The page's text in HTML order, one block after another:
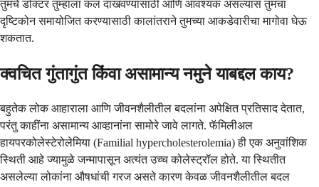
तुमचे डॉक्टर तुम्हाला कल दाखवण्यासाठी आणि आवश्यक असल्यास तुमचा
दृष्टिकोन समायोजित करण्यासाठी कालांतराने तुमच्या आकडेवारीचा मागोवा घेऊ
शकतात.
क्वचित गुंतागुंत किंवा असामान्य नमुने याबद्दल काय?
बहुतेक लोक आहाराला आणि जीवनशैलीतील बदलांना अपेक्षित प्रतिसाद देतात,
परंतु काहींना असामान्य आव्हानांना सामोरे जावे लागते. फॅमिलीअल
हायपरकोलेस्टेरोलेमिया (Familial hypercholesterolemia) ही एक अनुवांशिक
स्थिती आहे ज्यामुळे जन्मापासून अत्यंत उच्च कोलेस्ट्रॉल होते. या स्थितीत
असलेल्या लोकांना औषधांची गरज असते कारण केवळ जीवनशैलीतील बदल